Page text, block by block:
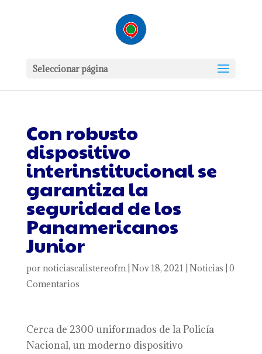
Seleccionar página
Con robusto
dispositivo
interinstitucional se
garantiza la
seguridad de los
Panamericanos
Junior
por noticiascalistereofm| Nov 18, 2021 Noticias 0
Comentarios
Cerca de 2300 uniformados de la Policía
Nacional, un moderno dispositivo